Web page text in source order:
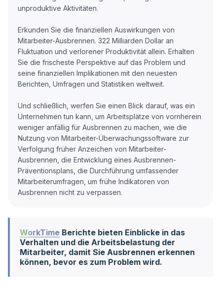
unproduktive Aktivitäten.
Erkunden Sie die finanziellen Auswirkungen von
Mitarbeiter-Ausbrennen. 322 Milliarden Dollar an
Fluktuation und verlorener Produktivität allein. Erhalten
Sie die frischeste Perspektive auf das Problem und
seine finanziellen Implikationen mit den neuesten
Berichten, Umfragen und Statistiken weltweit.
Und schließlich, werfen Sie einen Blick darauf, was ein
Unternehmen tun kann, um Arbeitsplätze von vornherein
weniger anfällig für Ausbrennen zu machen, wie die
Nutzung von Mitarbeiter-Überwachungssoftware zur
Verfolgung früher Anzeichen von Mitarbeiter-
Ausbrennen, die Entwicklung eines Ausbrennen-
Präventionsplans, die Durchführung umfassender
Mitarbeiterumfragen, um frühe Indikatoren von
WorkTime Berichte bieten Einblicke in das
Verhalten und die Arbeitsbelastung der
Mitarbeiter, damit Sie Ausbrennen erkennen
können, bevor es zum Problem wird.